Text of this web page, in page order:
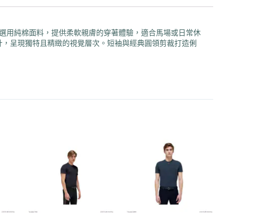
用純棉面料，提供柔軟親膚的穿著體驗，適合馬場或日常休
呈現獨特且精緻的視覺層次。短袖與經典圓領剪裁打造俐